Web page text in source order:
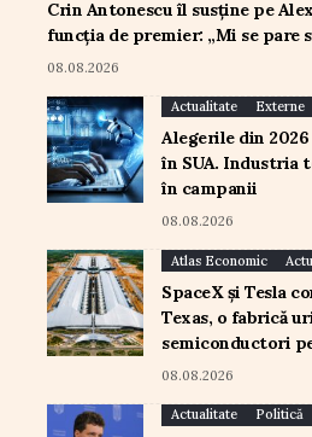
Crin Antonescu îl susține pe
funcția de premier: „Mi se pare
08.08.2026
Actualitate Externe
Alegerile din
în SUA. Industria
în campanii
08.08.2026
Atlas Economic
SpaceX și Tesla
Texas, o fabrică
semiconductori
08.08.2026
Actualitate Politică